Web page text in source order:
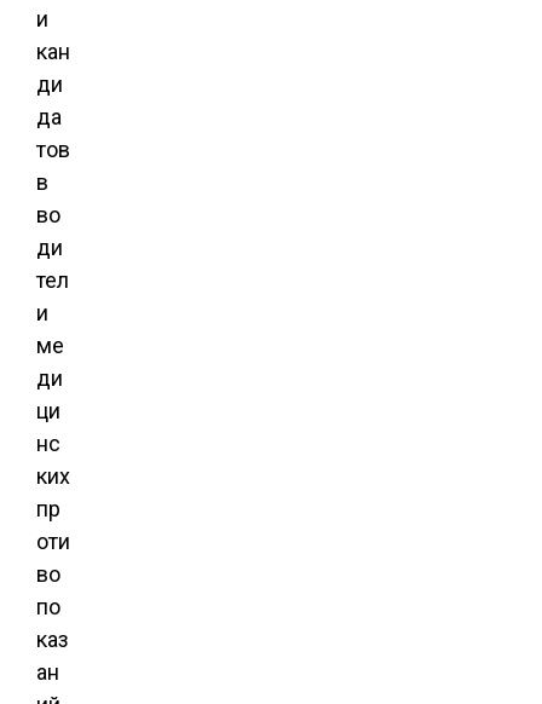
и
кан
ди
да
тов
в
во
ди
тел
и
ме
ди
ци
нс
ких
пр
оти
во
по
каз
ан